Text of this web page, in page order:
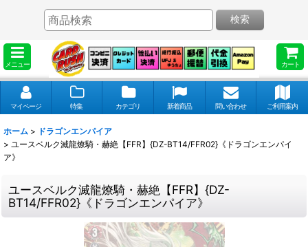
メニュー カート
検索
マイページ 特集 カテゴリ 新着商品 問い合わせ ご利用案内
ホーム > ドラゴンエンパイア
> ユースベルク滅龍燎騎・赫絶【FFR】{DZ-BT14/FFR02}《ドラゴンエンパイ
ア》
ユースベルク滅龍燎騎・赫絶【FFR】{DZ-
BT14/FFR02}《ドラゴンエンパイア》